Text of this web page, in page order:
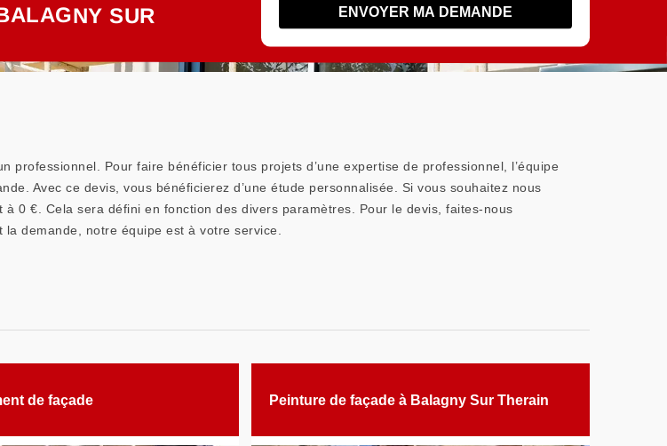
SUR
professionnel. Pour faire bénéficier tous projets d’une expertise de professionnel, l’équipe
Avec ce devis, vous bénéficierez d’une étude personnalisée. Si vous souhaitez nous
0 €. Cela sera défini en fonction des divers paramètres. Pour le devis, faites-nous
demande, notre équipe est à votre service.
de façade Peinture de façade à Balagny Sur Therain